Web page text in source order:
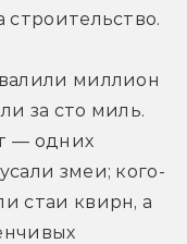
строительство.
миллион
за сто миль.
— одних
змеи; кого-
стаи квирн, а